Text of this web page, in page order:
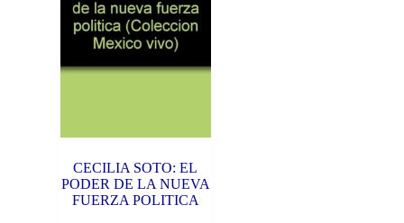
CECILIA SOTO: EL
PODER DE LA NUEVA
FUERZA POLITICA